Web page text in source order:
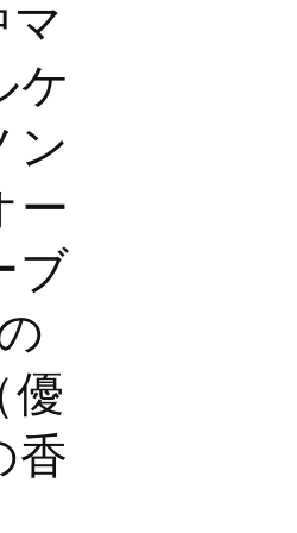
マ
ケ
ン
ー
ブ
香